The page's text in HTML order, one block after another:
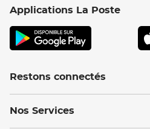
Applications La Poste
Restons connectés
Nos Services